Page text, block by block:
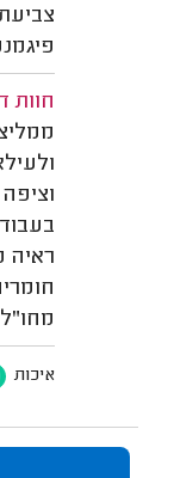
חוות
ראיה
איכות